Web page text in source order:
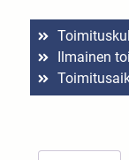
Ilmainen